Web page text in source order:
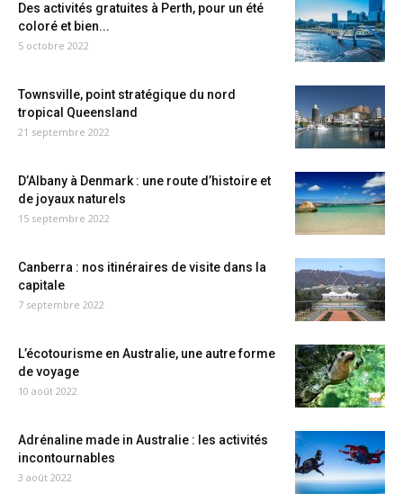
Des activités gratuites à Perth, pour un été
coloré et bien...
5 octobre 2022
Townsville, point stratégique du nord
tropical Queensland
21 septembre 2022
D’Albany à Denmark : une route d’histoire et
de joyaux naturels
15 septembre 2022
Canberra : nos itinéraires de visite dans la
capitale
7 septembre 2022
L’écotourisme en Australie, une autre forme
de voyage
10 août 2022
Adrénaline made in Australie : les activités
incontournables
3 août 2022